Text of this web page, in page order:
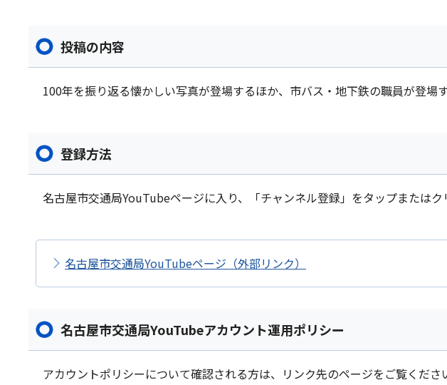
投稿の内容
100年を振り返る懐かしい写真が登場するほか、市バス・地下鉄の職員が登場
登録方法
名古屋市交通局YouTubeページに入り、「チャンネル登録」をタップまたはク
名古屋市交通局YouTubeページ（外部リンク）
名古屋市交通局YouTubeアカウント運用ポリシー
アカウントポリシーについて確認される方は、リンク先のページをご覧くださ